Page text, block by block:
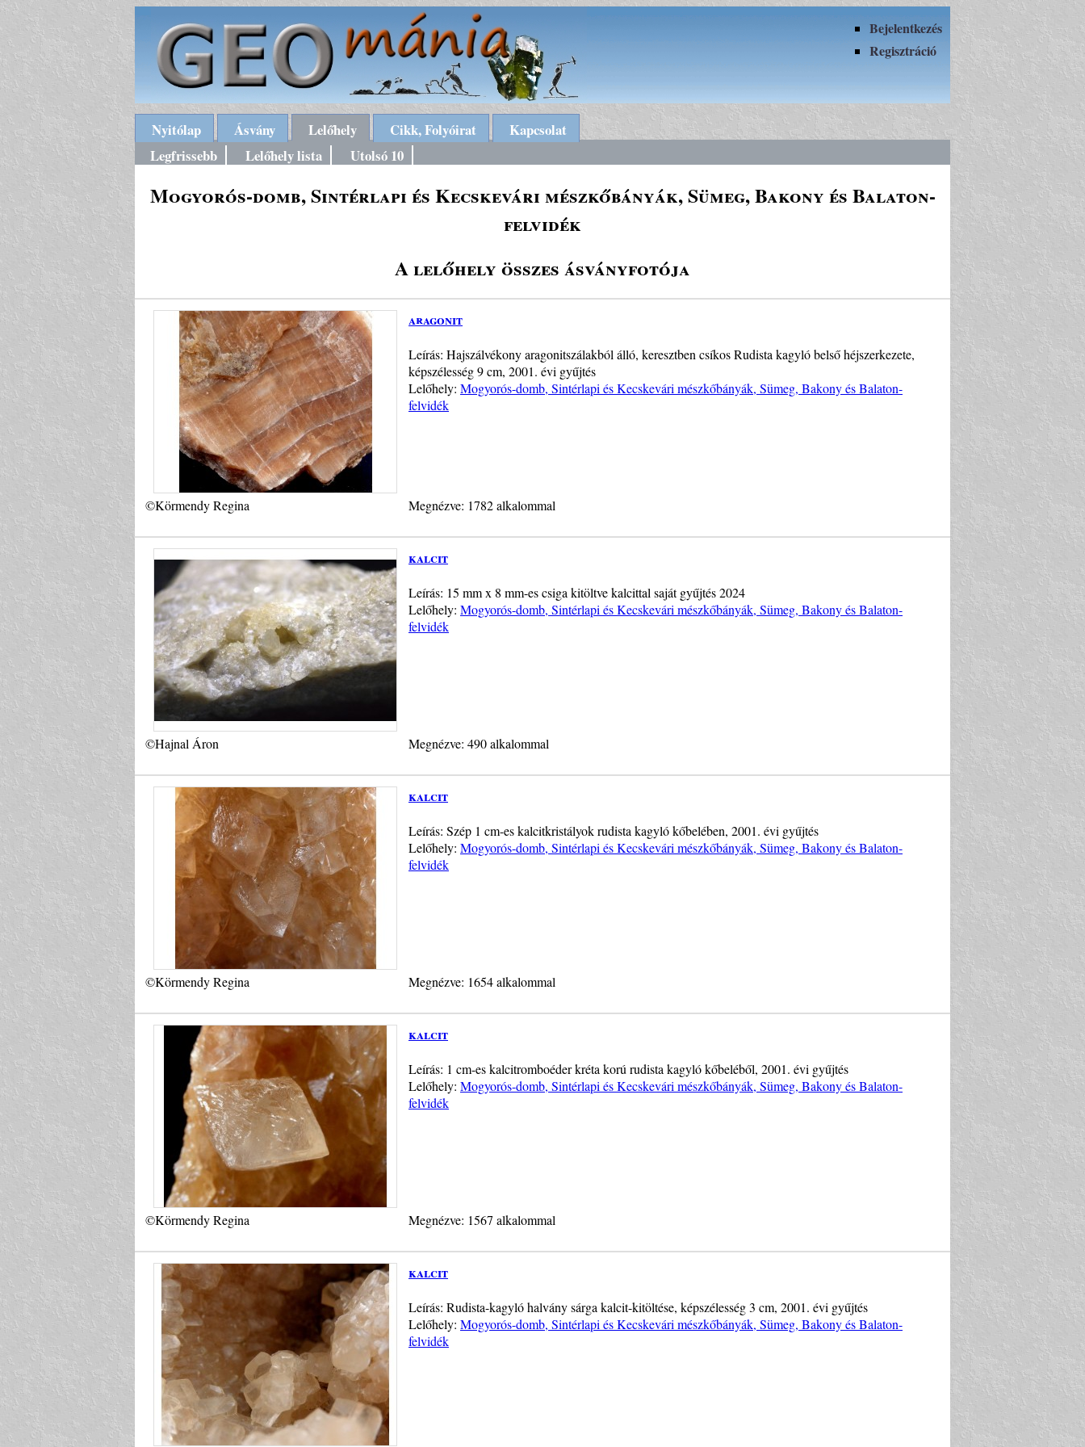
Bejelentkezés
Regisztráció
Nyitólap Ásvány Lelőhely Cikk, Folyóirat
Kapcsolat
Legfrissebb
Lelőhely lista Utolsó 10
Mogyorós-domb, Sintérlapi és Kecskevári mészkőbányák, Sümeg, Bakony és Balaton-
felvidék
A lelőhely összes ásványfotója
aragonit
Leírás: Hajszálvékony aragonitszálakból álló, keresztben csíkos Rudista kagyló belső héjszerkezete,
képszélesség 9 cm, 2001. évi gyűjtés
Lelőhely: Mogyorós-domb, Sintérlapi és Kecskevári mészkőbányák, Sümeg, Bakony és Balaton-
felvidék
©Körmendy Regina Megnézve: 1782 alkalommal
kalcit
Leírás: 15 mm x 8 mm-es csiga kitöltve kalcittal saját gyűjtés 2024
Lelőhely: Mogyorós-domb, Sintérlapi és Kecskevári mészkőbányák, Sümeg, Bakony és Balaton-
felvidék
©Hajnal Áron Megnézve: 490 alkalommal
kalcit
Leírás: Szép 1 cm-es kalcitkristályok rudista kagyló kőbelében, 2001. évi gyűjtés
Lelőhely: Mogyorós-domb, Sintérlapi és Kecskevári mészkőbányák, Sümeg, Bakony és Balaton-
felvidék
©Körmendy Regina Megnézve: 1654 alkalommal
kalcit
Leírás: 1 cm-es kalcitromboéder kréta korú rudista kagyló kőbeléből, 2001. évi gyűjtés
Lelőhely: Mogyorós-domb, Sintérlapi és Kecskevári mészkőbányák, Sümeg, Bakony és Balaton-
felvidék
©Körmendy Regina Megnézve: 1567 alkalommal
kalcit
Leírás: Rudista-kagyló halvány sárga kalcit-kitöltése, képszélesség 3 cm, 2001. évi gyűjtés
Lelőhely: Mogyorós-domb, Sintérlapi és Kecskevári mészkőbányák, Sümeg, Bakony és Balaton-
felvidék